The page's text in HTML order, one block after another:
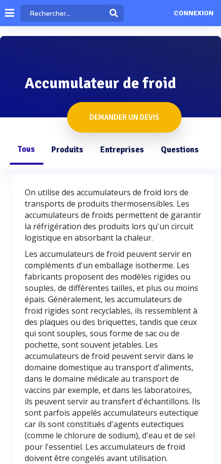
CONNEXION
Accumulateur de froid
DEMANDER UN DEVIS
Tous Produits Entreprises Questions
On utilise des accumulateurs de froid lors de
transports de produits thermosensibles. Les
accumulateurs de froids permettent de garantir
la réfrigération des produits lors qu'un circuit
logistique en absorbant la chaleur.
Les accumulateurs de froid peuvent servir en
compléments d'un emballage isotherme. Les
fabricants proposent des modèles rigides ou
souples, de différentes tailles, et plus ou moins
épais. Généralement, les accumulateurs de
froid rigides sont recyclables, ils ressemblent à
des plaques ou des briquettes, tandis que ceux
qui sont souples, sous forme de sac ou de
pochette, sont souvent jetables. Les
accumulateurs de froid peuvent servir dans le
domaine domestique au transport d'aliments,
dans le domaine médicale au transport de
vaccins par exemple, et dans les laboratoires,
ils peuvent servir au transfert d'échantillons. Ils
sont parfois appelés accumulateurs eutectique
car ils sont constitués d'agents eutectiques
(comme le chlorure de sodium), d'eau et de sel
pour l'essentiel. Les accumulateurs de froid
doivent être congelés avant utilisation.